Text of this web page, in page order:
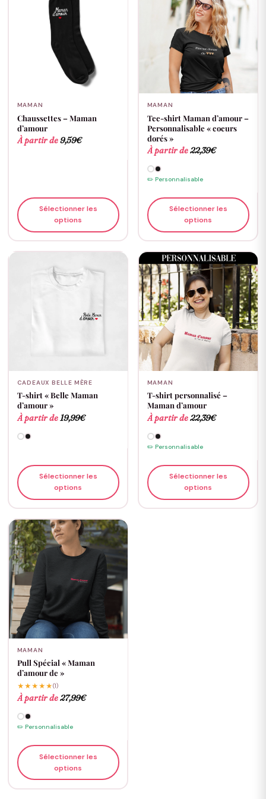
MAMAN
Chaussettes – Maman
d’amour
À partir de9,59€
Sélectionner les
options
MAMAN
Tee-shirt Maman d’amour –
Personnalisable « coeurs
dorés »
À partir de22,39€
✏️ Personnalisable
Sélectionner les
options
CADEAUX BELLE MÈRE
T-shirt « Belle Maman
d’amour »
À partir de 19,99€
Sélectionner les
options
MAMAN
T-shirt personnalisé –
Maman d’amour
À partir de22,39€
✏️ Personnalisable
Sélectionner les
options
MAMAN
Pull Spécial « Maman
d’amour de »
★★★★★(1)
À partir de27,99€
✏️ Personnalisable
Sélectionner les
options